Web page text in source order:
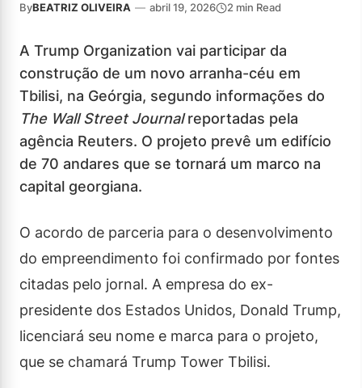
ByBEATRIZ OLIVEIRA — abril 19, 2026 2 min Read
A Trump Organization vai participar da
construção de um novo arranha-céu em
Tbilisi, na Geórgia, segundo informações do
The Wall Street Journalreportadas pela
agência Reuters. O projeto prevê um edifício
de 70 andares que se tornará um marco na
capital georgiana.
O acordo de parceria para o desenvolvimento
do empreendimento foi confirmado por fontes
citadas pelo jornal. A empresa do ex-
presidente dos Estados Unidos, Donald Trump,
licenciará seu nome e marca para o projeto,
que se chamará Trump Tower Tbilisi.